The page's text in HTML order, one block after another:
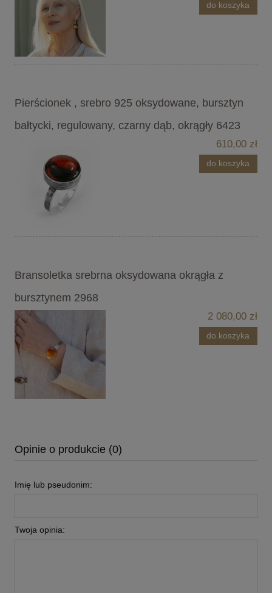
do koszyka
Pierścionek , srebro 925 oksydowane, bursztyn
bałtycki, regulowany, czarny dąb, okrągły 6423
610,00 zł
do koszyka
Bransoletka srebrna oksydowana okrągła z
bursztynem 2968
2 080,00 zł
do koszyka
Opinie o produkcie (0)
Imię lub pseudonim:
Twoja opinia: